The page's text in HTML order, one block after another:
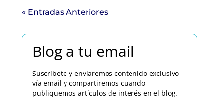
« Entradas Anteriores
Blog a tu email
Suscríbete y enviaremos contenido exclusivo
vía email y compartiremos cuando
publiquemos artículos de interés en el blog.